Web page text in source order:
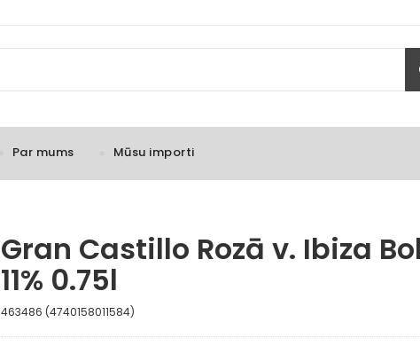
Par mums Mūsu importi
Gran Castillo Rozā v. Ibiza
11% 0.75l
463486 (4740158011584)